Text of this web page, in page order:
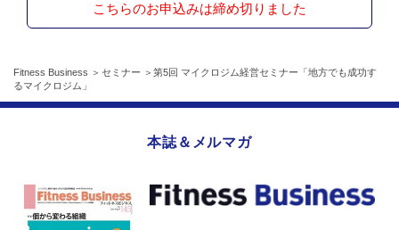
こちらのお申込みは締め切りました
Fitness Business セミナー
第5回 マイクロジム経営セミナー「地方でも成功す
るマイクロジム」
本誌＆メルマガ